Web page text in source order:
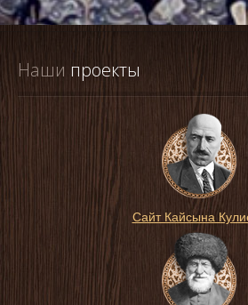
Наши проекты
Сайт Кайсына